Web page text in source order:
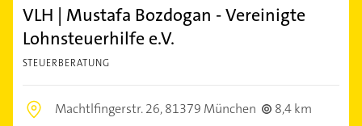
VLH | Mustafa Bozdogan - Vereinigte
Lohnsteuerhilfe e.V.
STEUERBERATUNG
Machtlfingerstr. 26,81379 München
8,4 km